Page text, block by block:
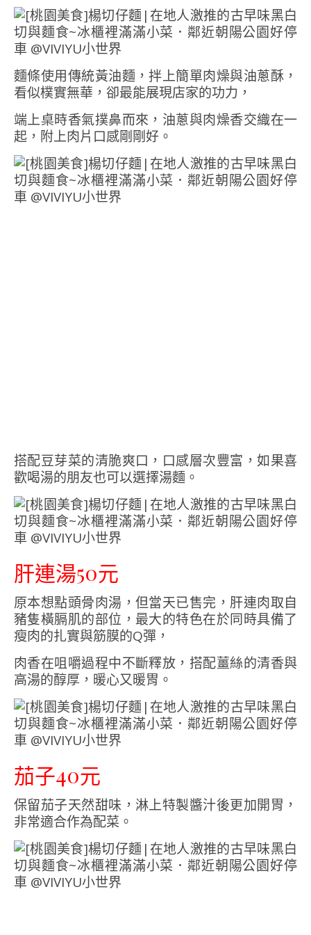
麵條使用傳統黃油麵，拌上簡單肉燥與油蔥酥，
看似樸實無華，卻最能展現店家的功力，
端上桌時香氣撲鼻而來，油蔥與肉燥香交織在一
起，附上肉片口感剛剛好。
搭配豆芽菜的清脆爽口，口感層次豐富，如果喜
歡喝湯的朋友也可以選擇湯麵。
肝連湯50元
原本想點頭骨肉湯，但當天已售完，肝連肉取自
豬隻橫膈肌的部位，最大的特色在於同時具備了
瘦肉的扎實與筋膜的Q彈，
肉香在咀嚼過程中不斷釋放，搭配薑絲的清香與
高湯的醇厚，暖心又暖胃。
茄子40元
保留茄子天然甜味，淋上特製醬汁後更加開胃，
非常適合作為配菜。